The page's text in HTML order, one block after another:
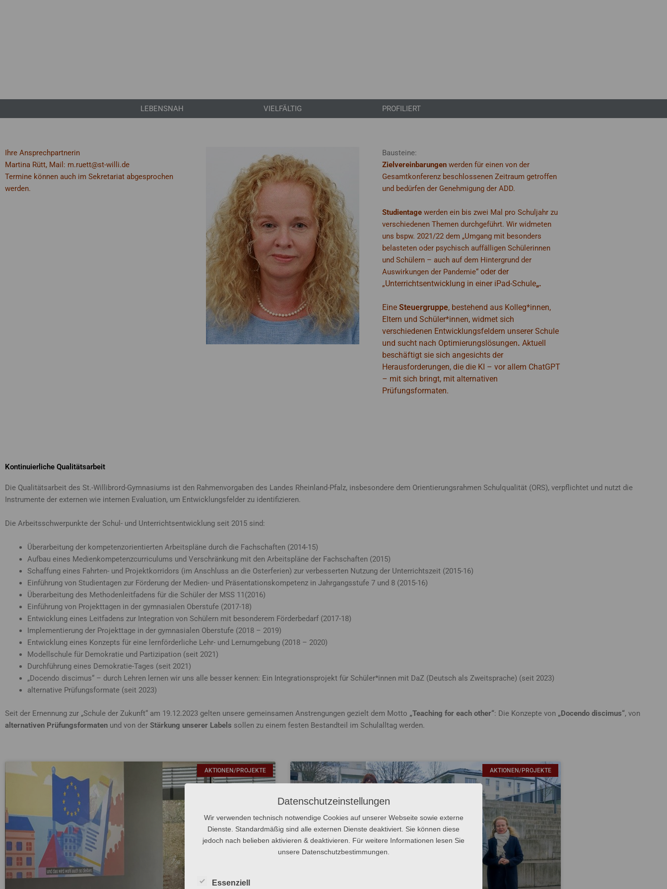
LEBENSNAH VIELFÄLTIG PROFILIERT
Ihre Ansprechpartnerin
Martina Rütt, Mail: m.ruett@st-willi.de
Termine können auch im Sekretariat abgesprochen
werden.
Bausteine:
Zielvereinbarungenwerden für einen von der
Gesamtkonferenz beschlossenen Zeitraum getroffen
und bedürfen der Genehmigung der ADD.
Studientagewerden ein bis zwei Mal pro Schuljahr zu
verschiedenen Themen durchgeführt. Wir widmeten
uns bspw. 2021/22 dem „Umgang mit besonders
belasteten oder psychisch auffälligen Schülerinnen
und Schülern – auch auf dem Hintergrund der
Auswirkungen der Pandemie“ oder der
„Unterrichtsentwicklung in einer iPad-Schule„.
EineSteuergruppe, bestehend aus Kolleg*innen,
Eltern und Schüler*innen, widmet sich
verschiedenen Entwicklungsfeldern unserer Schule
und sucht nach Optimierungslösungen. Aktuell
beschäftigt sie sich angesichts der
Herausforderungen, die die KI – vor allem ChatGPT
– mit sich bringt, mit alternativen
Prüfungsformaten.
Kontinuierliche Qualitätsarbeit
Die Qualitätsarbeit des St.-Willibrord-Gymnasiums ist den Rahmenvorgaben des Landes Rheinland-Pfalz, insbesondere dem Orientierungsrahmen Schulqualität (ORS), verpflichtet und nutzt die
Instrumente der externen wie internen Evaluation, um Entwicklungsfelder zu identifizieren.
Die Arbeitsschwerpunkte der Schul- und Unterrichtsentwicklung seit 2015 sind:
Überarbeitung der kompetenzorientierten Arbeitspläne durch die Fachschaften (2014-15)
Aufbau eines Medienkompetenzcurriculums und Verschränkung mit den Arbeitspläne der Fachschaften (2015)
Schaffung eines Fahrten- und Projektkorridors (im Anschluss an die Osterferien) zur verbesserten Nutzung der Unterrichtszeit (2015-16)
Einführung von Studientagen zur Förderung der Medien- und Präsentationskompetenz in Jahrgangsstufe 7 und 8 (2015-16)
Überarbeitung des Methodenleitfadens für die Schüler der MSS 11(2016)
Einführung von Projekttagen in der gymnasialen Oberstufe (2017-18)
Entwicklung eines Leitfadens zur Integration von Schülern mit besonderem Förderbedarf (2017-18)
Implementierung der Projekttage in der gymnasialen Oberstufe (2018 – 2019)
Entwicklung eines Konzepts für eine lernförderliche Lehr- und Lernumgebung (2018 – 2020)
Modellschule für Demokratie und Partizipation (seit 2021)
Durchführung eines Demokratie-Tages (seit 2021)
„Docendo discimus“ – durch Lehren lernen wir uns alle besser kennen: Ein Integrationsprojekt für Schüler*innen mit DaZ (Deutsch als Zweitsprache) (seit 2023)
alternative Prüfungsformate (seit 2023)
Seit der Ernennung zur „Schule der Zukunft“ am 19.12.2023 gelten unsere gemeinsamen Anstrengungen gezielt dem Motto „Teaching for each other“: Die Konzepte von „Docendo discimus“, von
alternativen Prüfungsformaten und von der Stärkung unserer Labels sollen zu einem festen Bestandteil im Schulalltag werden.
AKTIONEN/PROJEKTE AKTIONEN/PROJEKTE
Datenschutzeinstellungen
Wir verwenden technisch notwendige Cookies auf unserer Webseite sowie externe
Dienste. Standardmäßig sind alle externen Dienste deaktiviert. Sie können diese
jedoch nach belieben aktivieren & deaktivieren. Für weitere Informationen lesen Sie
unsere Datenschutzbestimmungen.
Essenziell